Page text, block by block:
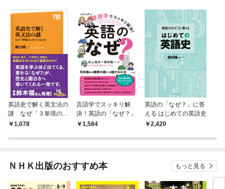
英語史で解く英文法の
謎 なぜ「３単現の
ｓ」をつけるのか
1,078
言語学でスッキリ解
決！英語の「なぜ？」
1,584
英語の「なぜ？」に答
える はじめての英語史
2,420
ＮＨＫ出版のおすすめ本 もっと見る